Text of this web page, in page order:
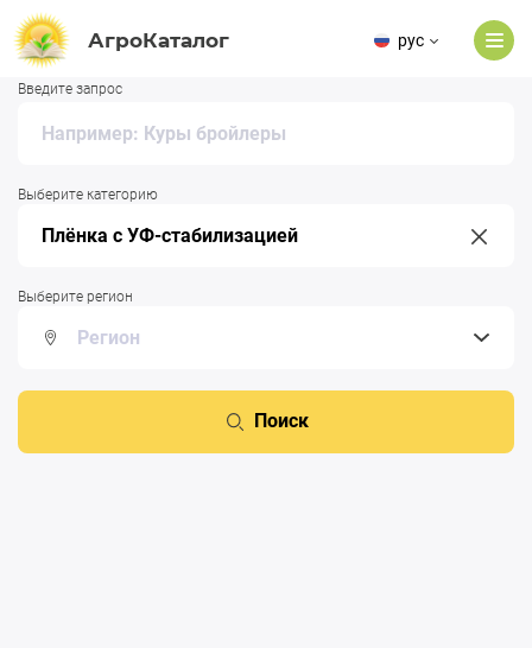
АгроКаталог рус
Введите запрос
Выберите категорию
Выберите регион
Поиск